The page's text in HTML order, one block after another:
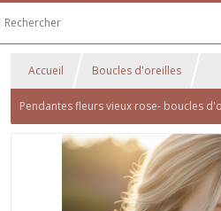
Accueil Boucles d'oreilles
Pendantes fleurs vieux rose- boucles
mariage bohème- chaînes d'oreilles à